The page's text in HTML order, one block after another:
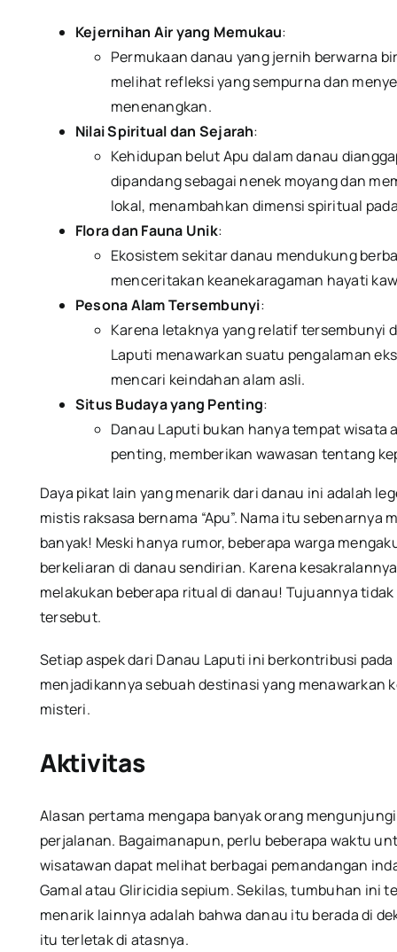
Kejernihan Air yang Memukau:
Permukaan danau yang jernih berwarna
melihat refleksi yang sempurna dan
menenangkan.
Nilai Spiritual dan Sejarah:
Kehidupan belut Apu dalam danau
dipandang sebagai nenek moyang dan
lokal, menambahkan dimensi spiritual
Flora dan Fauna Unik:
Ekosistem sekitar danau mendukung
menceritakan keanekaragaman hayati
Pesona Alam Tersembunyi:
Karena letaknya yang relatif tersembunyi
Laputi menawarkan suatu pengalaman
mencari keindahan alam asli.
Situs Budaya yang Penting:
Danau Laputi bukan hanya tempat wisata
penting, memberikan wawasan tentang
Daya pikat lain yang menarik dari danau ini adalah
mistis raksasa bernama “Apu”. Nama itu sebenarnya
banyak! Meski hanya rumor, beberapa warga
berkeliaran di danau sendirian. Karena
melakukan beberapa ritual di danau! Tujuannya
tersebut.
Setiap aspek dari Danau Laputi ini berkontribusi
menjadikannya sebuah destinasi yang menawarkan
misteri.
Aktivitas
Alasan pertama mengapa banyak orang
perjalanan. Bagaimanapun, perlu beberapa waktu
wisatawan dapat melihat berbagai pemandangan
Gamal atau Gliricidia sepium.Sekilas, tumbuhan ini
menarik lainnya adalah bahwa danau itu berada di
itu terletak di atasnya.